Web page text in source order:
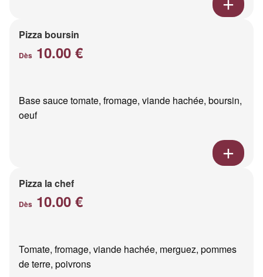
Pizza boursin
Dès 10.00 €
Base sauce tomate, fromage, viande hachée, boursin,
oeuf
Pizza la chef
Dès 10.00 €
Tomate, fromage, viande hachée, merguez, pommes
de terre, poivrons